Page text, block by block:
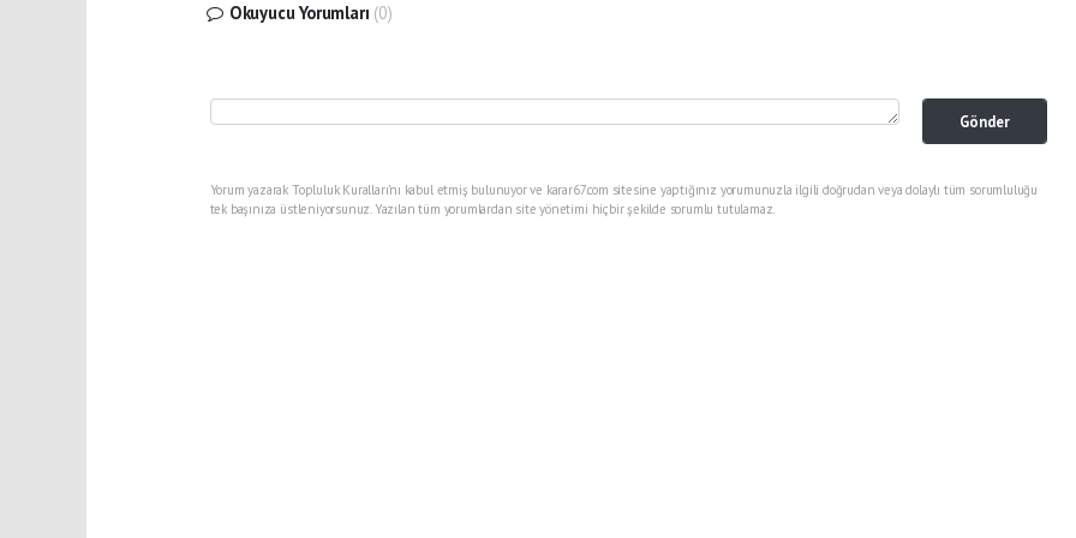
Okuyucu Yorumları (0)
Gönder
Yorum yazarak Topluluk Kuralları’nı kabul etmiş bulunuyor ve karar67.com sitesine yaptığınız yorumunuzla ilgili doğrudan veya dolaylı tüm sorumluluğu
tek başınıza üstleniyorsunuz. Yazılan tüm yorumlardan site yönetimi hiçbir şekilde sorumlu tutulamaz.